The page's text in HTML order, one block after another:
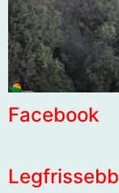
Facebook
Legfrissebb